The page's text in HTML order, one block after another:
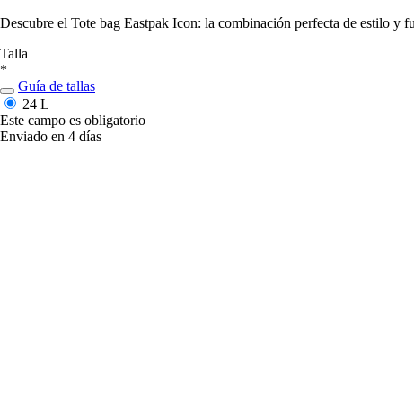
Descubre el Tote bag Eastpak Icon: la combinación perfecta de estilo y
Talla
*
Guía de tallas
24 L
Este campo es obligatorio
Enviado en 4 días